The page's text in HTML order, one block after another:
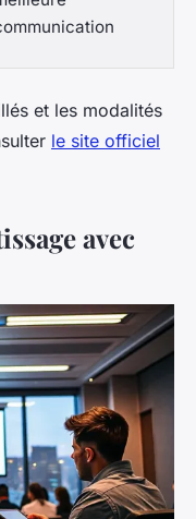
et les modalités
le site officiel
avec